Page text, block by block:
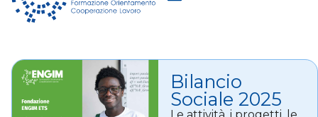
Bilancio
Sociale 2025
Le attività, i progetti, le